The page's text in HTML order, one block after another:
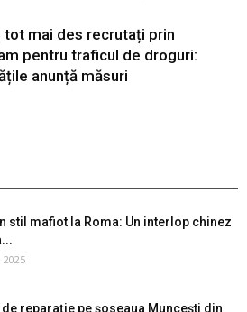
tot mai des recrutați prin
pentru traficul de droguri:
anunță măsuri
stil mafiot la Roma: Un interlop chinez
reparație pe șoseaua Muncești din